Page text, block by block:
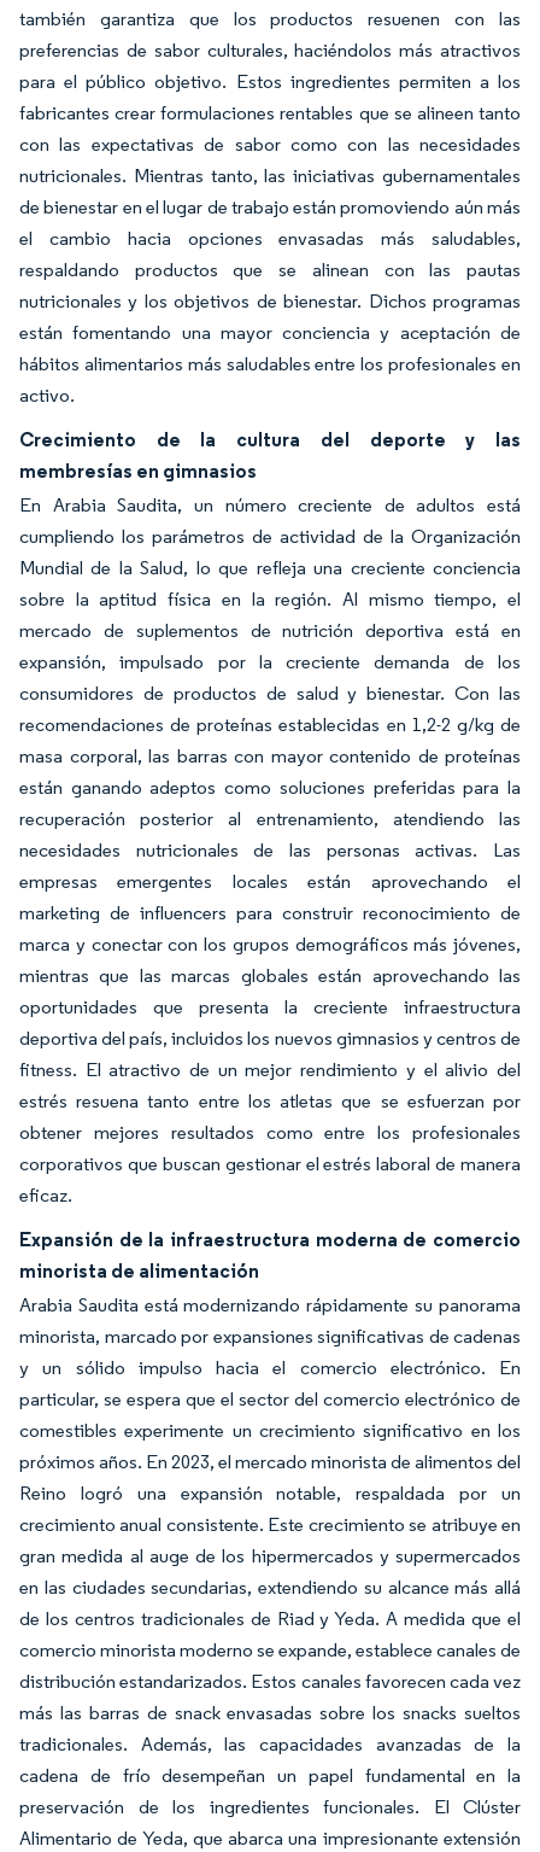
también garantiza que los productos resuenen con las
preferencias de sabor culturales, haciéndolos más atractivos
para el público objetivo. Estos ingredientes permiten a los
fabricantes crear formulaciones rentables que se alineen tanto
con las expectativas de sabor como con las necesidades
nutricionales. Mientras tanto, las iniciativas gubernamentales
de bienestar en el lugar de trabajo están promoviendo aún más
el cambio hacia opciones envasadas más saludables,
respaldando productos que se alinean con las pautas
nutricionales y los objetivos de bienestar. Dichos programas
están fomentando una mayor conciencia y aceptación de
hábitos alimentarios más saludables entre los profesionales en
activo.
Crecimiento de la cultura del deporte y las
membresías en gimnasios
En Arabia Saudita, un número creciente de adultos está
cumpliendo los parámetros de actividad de la Organización
Mundial de la Salud, lo que refleja una creciente conciencia
sobre la aptitud física en la región. Al mismo tiempo, el
mercado de suplementos de nutrición deportiva está en
expansión, impulsado por la creciente demanda de los
consumidores de productos de salud y bienestar. Con las
recomendaciones de proteínas establecidas en 1,2-2 g/kg de
masa corporal, las barras con mayor contenido de proteínas
están ganando adeptos como soluciones preferidas para la
recuperación posterior al entrenamiento, atendiendo las
necesidades nutricionales de las personas activas. Las
empresas emergentes locales están aprovechando el
marketing de influencers para construir reconocimiento de
marca y conectar con los grupos demográficos más jóvenes,
mientras que las marcas globales están aprovechando las
oportunidades que presenta la creciente infraestructura
deportiva del país, incluidos los nuevos gimnasios y centros de
fitness. El atractivo de un mejor rendimiento y el alivio del
estrés resuena tanto entre los atletas que se esfuerzan por
obtener mejores resultados como entre los profesionales
corporativos que buscan gestionar el estrés laboral de manera
eficaz.
Expansión de la infraestructura moderna de comercio
minorista de alimentación
Arabia Saudita está modernizando rápidamente su panorama
minorista, marcado por expansiones significativas de cadenas
y un sólido impulso hacia el comercio electrónico. En
particular, se espera que el sector del comercio electrónico de
comestibles experimente un crecimiento significativo en los
próximos años. En 2023, el mercado minorista de alimentos del
Reino logró una expansión notable, respaldada por un
crecimiento anual consistente. Este crecimiento se atribuye en
gran medida al auge de los hipermercados y supermercados
en las ciudades secundarias, extendiendo su alcance más allá
de los centros tradicionales de Riad y Yeda. A medida que el
comercio minorista moderno se expande, establece canales de
distribución estandarizados. Estos canales favorecen cada vez
más las barras de snack envasadas sobre los snacks sueltos
tradicionales. Además, las capacidades avanzadas de la
cadena de frío desempeñan un papel fundamental en la
preservación de los ingredientes funcionales. El Clúster
Alimentario de Yeda, que abarca una impresionante extensión